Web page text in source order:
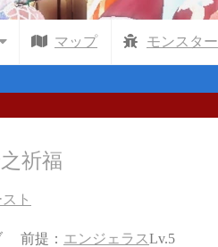
マップ モンスター
祈福
ト
前提： エンジェラスLv.5